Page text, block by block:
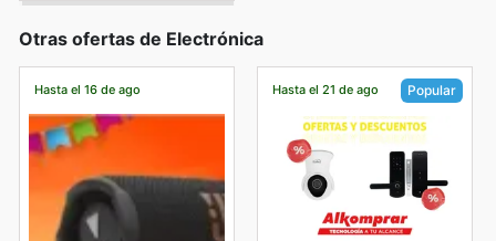
Otras ofertas de Electrónica
Hasta el 16 de ago Hasta el 21 de ago Popular